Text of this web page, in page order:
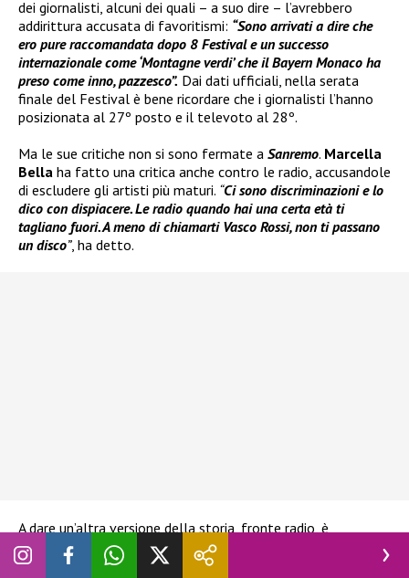
dei giornalisti, alcuni dei quali – a suo dire – l’avrebbero
addirittura accusata di favoritismi: “Sono arrivati a dire che
ero pure raccomandata dopo 8 Festival e un successo
internazionale come ‘Montagne verdi’ che il Bayern Monaco ha
preso come inno, pazzesco”. Dai dati ufficiali, nella serata
finale del Festival è bene ricordare che i giornalisti l’hanno
posizionata al 27º posto e il televoto al 28º.
Ma le sue critiche non si sono fermate a Sanremo. Marcella
Bella ha fatto una critica anche contro le radio, accusandole
di escludere gli artisti più maturi. “Ci sono discriminazioni e lo
dico con dispiacere. Le radio quando hai una certa età ti
tagliano fuori. A meno di chiamarti Vasco Rossi, non ti passano
un disco”, ha detto.
A dare un’altra versione della storia, fronte radio, è
intervenuto il giornalista e conduttore radiofonico
Salerno. Tramite i suoi social infatti ha precisato: